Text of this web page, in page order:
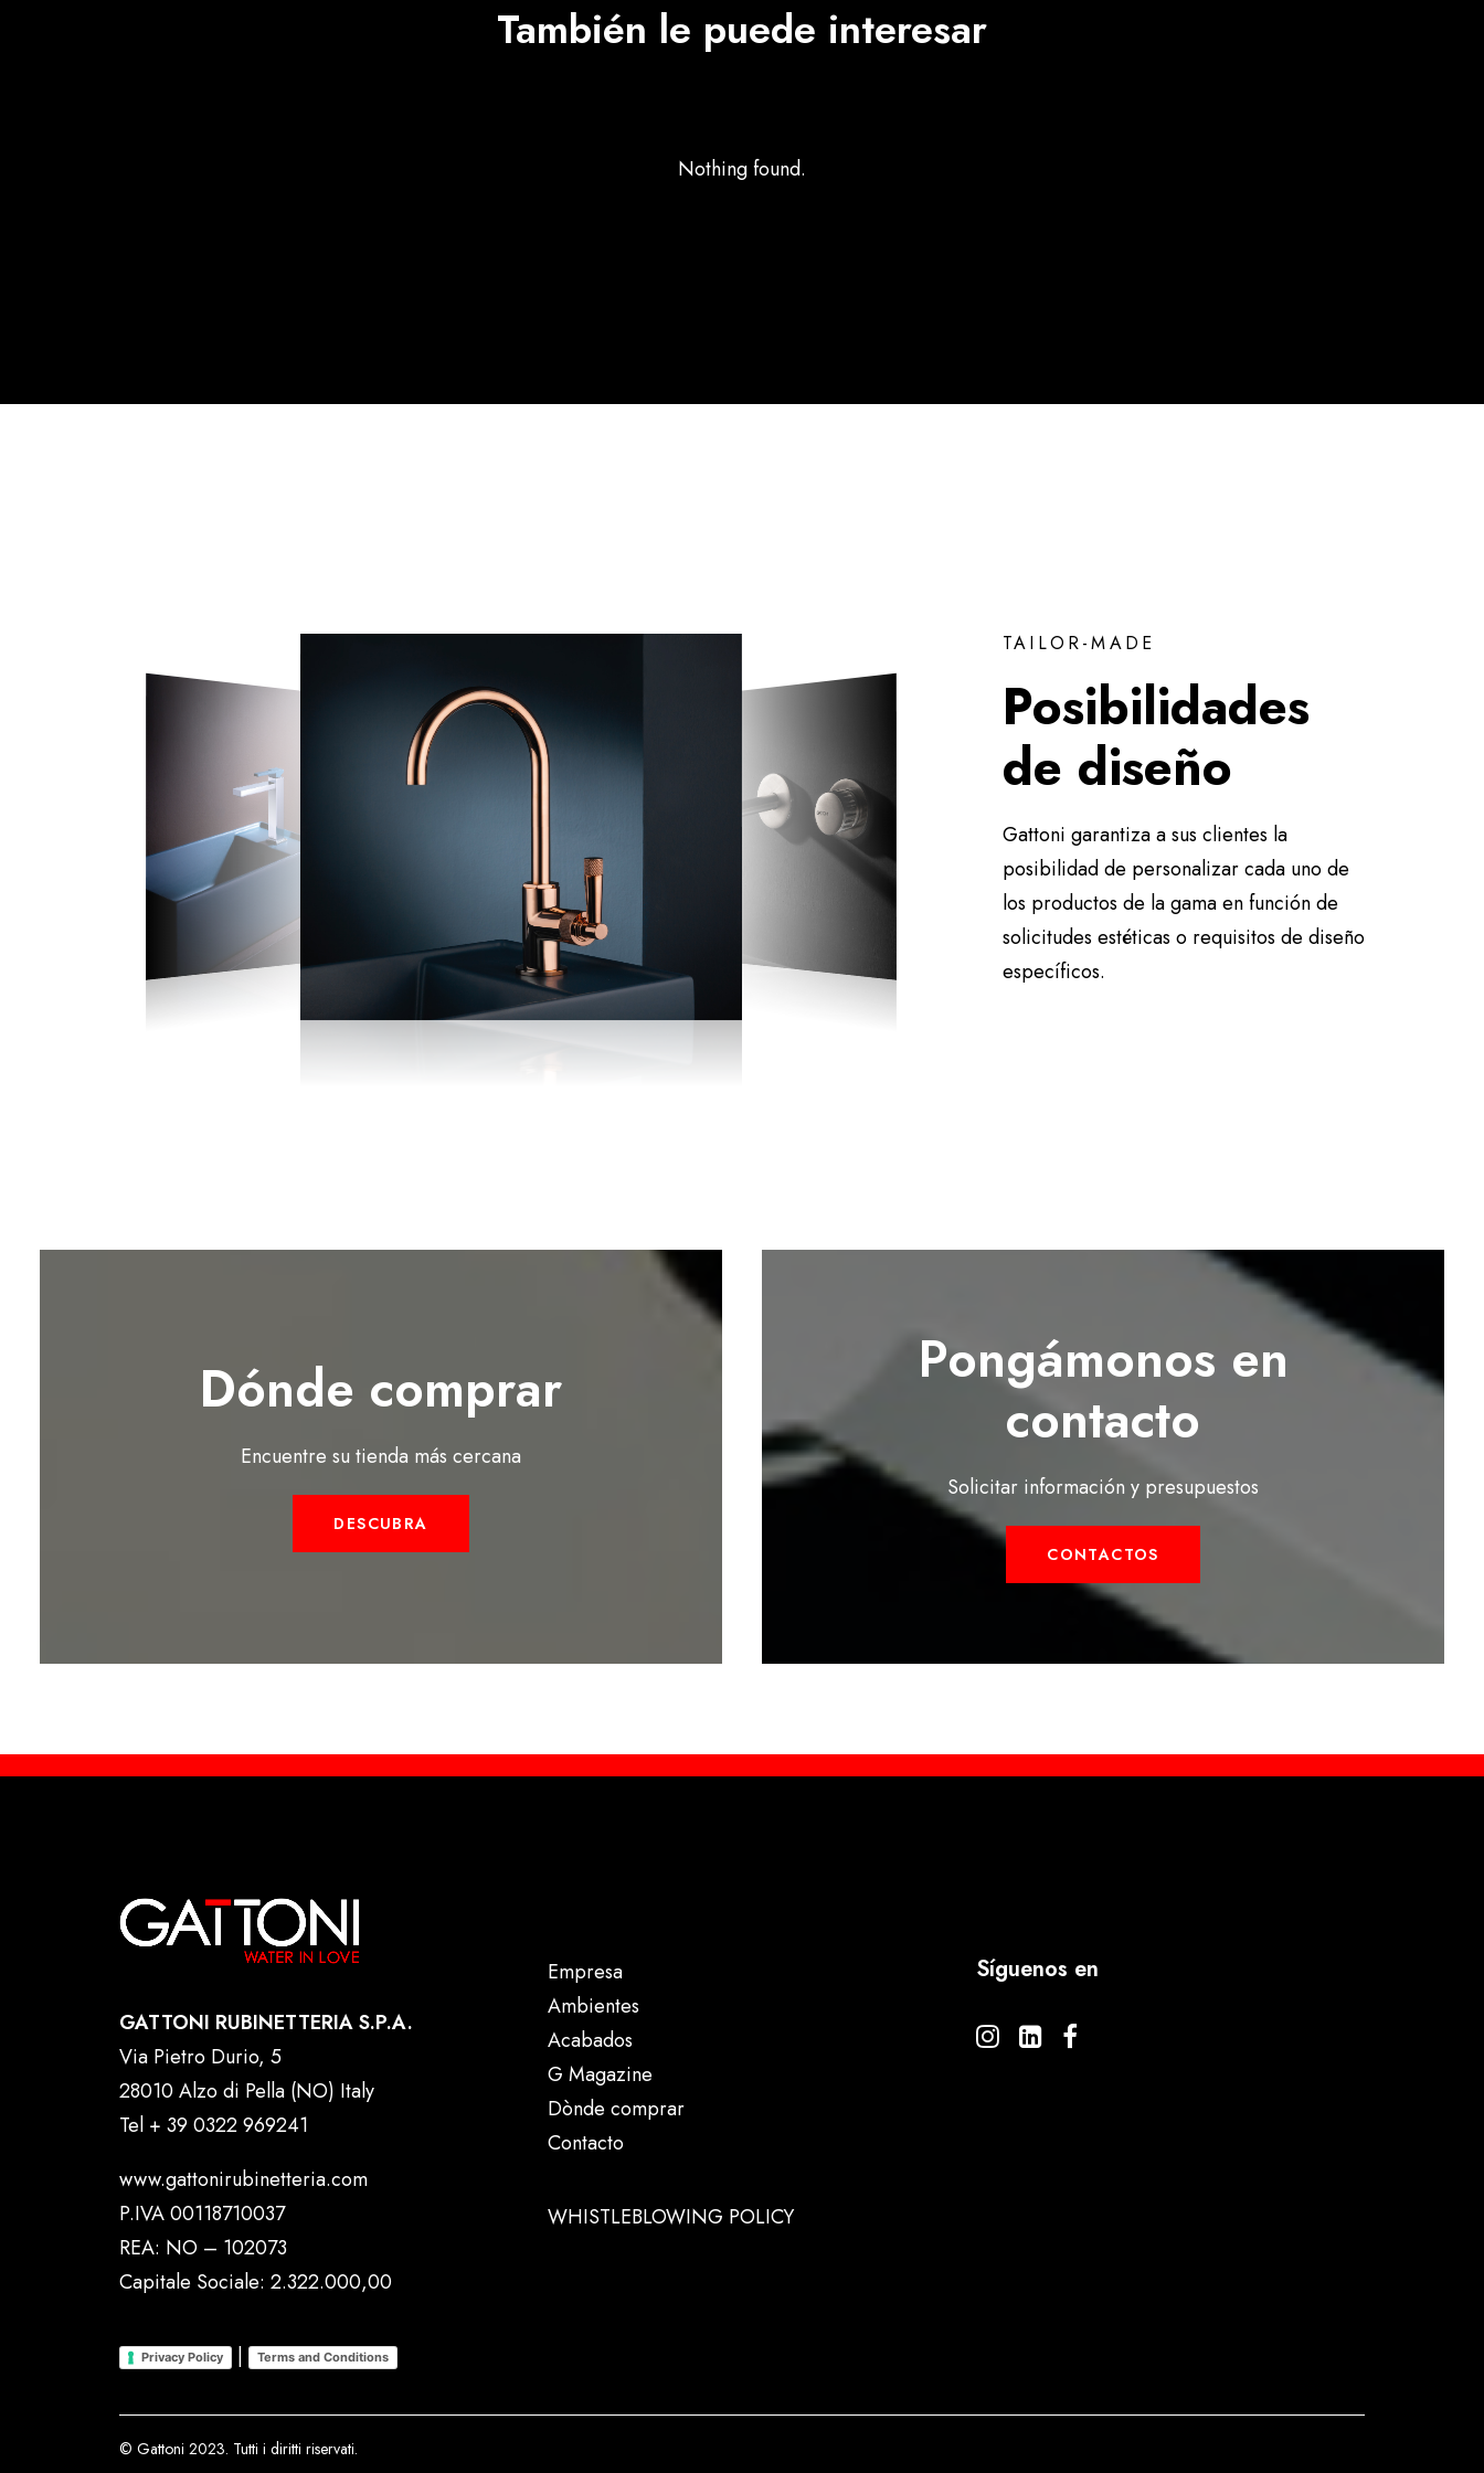
También le puede interesar
Nothing found.
TAILOR-MADE
Posibilidades
de diseño
Gattoni garantiza a sus clientes la
posibilidad de personalizar cada uno de
los productos de la gama en función de
solicitudes estéticas o requisitos de diseño
específicos.
Dónde comprar
Encuentre su tienda más cercana
DESCUBRA
Pongámonos en
contacto
Solicitar información y presupuestos
CONTACTOS
GATTONI RUBINETTERIA S.P.A.
Via Pietro Durio, 5
28010 Alzo di Pella (NO) Italy
Tel + 39 0322 969241
www.gattonirubinetteria.com
P.IVA 00118710037
REA: NO – 102073
Capitale Sociale: 2.322.000,00
Privacy Policy | Terms and Conditions
Empresa
Ambientes
Acabados
G Magazine
Dònde comprar
Contacto
WHISTLEBLOWING POLICY
Síguenos en
© Gattoni 2023. Tutti i diritti riservati.